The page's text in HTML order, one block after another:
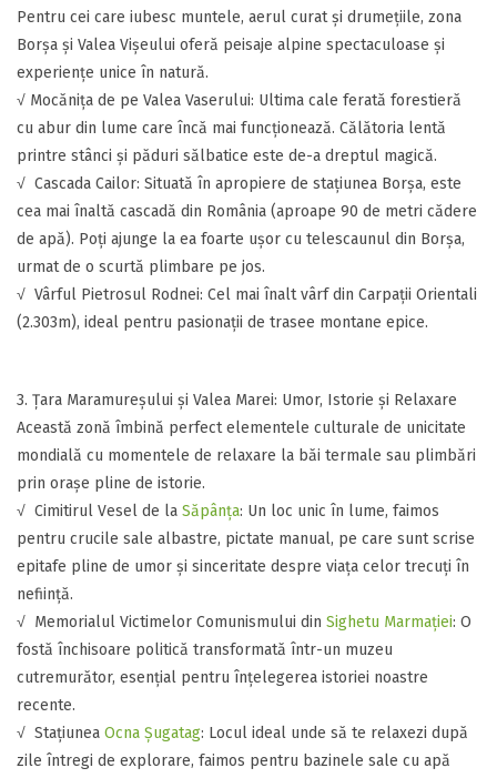
​Pentru cei care iubesc muntele, aerul curat și drumețiile, zona
Borșa și Valea Vișeului oferă peisaje alpine spectaculoase și
experiențe unice în natură.
​√ Mocănița de pe Valea Vaserului: Ultima cale ferată forestieră
cu abur din lume care încă mai funcționează. Călătoria lentă
printre stânci și păduri sălbatice este de-a dreptul magică.
​​√ Cascada Cailor: Situată în apropiere de stațiunea Borșa, este
cea mai înaltă cascadă din România (aproape 90 de metri cădere
de apă). Poți ajunge la ea foarte ușor cu telescaunul din Borșa,
urmat de o scurtă plimbare pe jos.
​​√ Vârful Pietrosul Rodnei: Cel mai înalt vârf din Carpații Orientali
(2.303m), ideal pentru pasionații de trasee montane epice.
​3. Țara Maramureșului și Valea Marei: Umor, Istorie și Relaxare
​Această zonă îmbină perfect elementele culturale de unicitate
mondială cu momentele de relaxare la băi termale sau plimbări
prin orașe pline de istorie.
​√ ​Cimitirul Vesel de la Săpânța: Un loc unic în lume, faimos
pentru crucile sale albastre, pictate manual, pe care sunt scrise
epitafe pline de umor și sinceritate despre viața celor trecuți în
neființă.
​​√ Memorialul Victimelor Comunismului din Sighetu Marmației: O
fostă închisoare politică transformată într-un muzeu
cutremurător, esențial pentru înțelegerea istoriei noastre
recente.
​​√ Stațiunea Ocna Șugatag: Locul ideal unde să te relaxezi după
zile întregi de explorare, faimos pentru bazinele sale cu apă